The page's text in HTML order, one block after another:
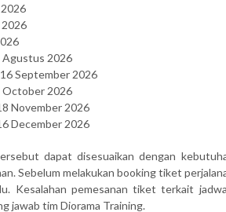
2026
2026
September 2026
2026
November 2026
December 2026
dapat disesuaikan dengan
Sebelum melakukan booking tiket
Kesalahan pemesanan tiket terkait
jawab tim Diorama Training.